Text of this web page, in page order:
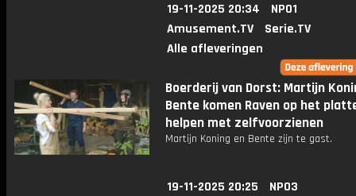
19-11-2025 20:34
NPO1
Amusement.TV
Serie.TV
Alle afleveringen
Boerderij van Dorst: Martijn
Bente komen Raven op het
helpen met zelfvoorzienen
Martijn Koning en Bente zijn te gast.
19-11-2025 20:25
NPO3